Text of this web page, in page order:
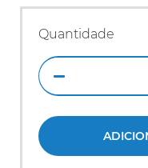
Quantidade